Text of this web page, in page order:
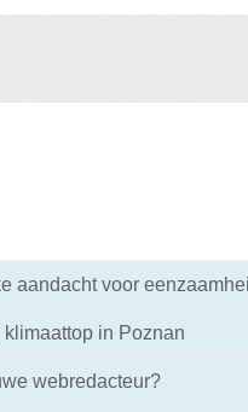
aandacht voor
klimaattop in Poznan
webredacteur?